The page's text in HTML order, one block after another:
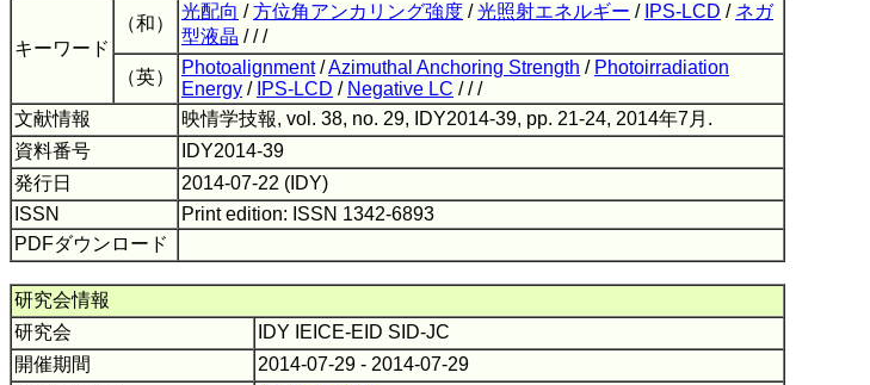
キーワード
（和）
光配向 /方位角アンカリング強度 /光照射エネルギー / IPS-LCD / ネガ
型液晶 / / /
（英）
Photoalignment/Azimuthal Anchoring Strength / Photoirradiation
Energy / IPS-LCD / Negative LC / / /
文献情報
映情学技報, vol. 38, no. 29, IDY2014-39, pp. 21-24, 2014年7月.
資料番号
IDY2014-39
発行日
2014-07-22 (IDY)
ISSN
Print edition: ISSN 1342-6893
PDFダウンロード
研究会情報
研究会
IDY IEICE-EID SID-JC
開催期間
2014-07-29 - 2014-07-29